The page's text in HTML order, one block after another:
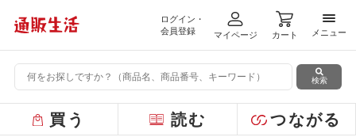
ログイン・
会員登録
マイページ カート
メニ
メニュー
検索
買う 読む つながる